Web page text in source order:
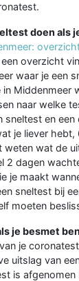
doen als
overzicht
waar je een
Middenmeer
naar welke
sneltest en een
je liever
weten wat de
2 dagen
je maakt
sneltest bij
moeten
je besmet
je
uitslag van
is